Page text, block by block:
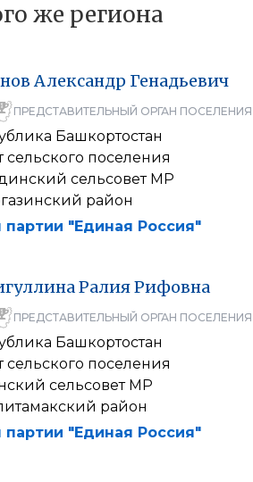
же региона
Александр Генадьевич
ПРЕДСТАВИТЕЛЬНЫЙ ОРГАН ПОСЕЛЕНИЯ
Башкортостан
сельского поселения
сельсовет МР
район
партии "Единая Россия"
РалияРифовна
ПРЕДСТАВИТЕЛЬНЫЙ ОРГАН ПОСЕЛЕНИЯ
Башкортостан
сельского поселения
сельсовет МР
район
партии "Единая Россия"